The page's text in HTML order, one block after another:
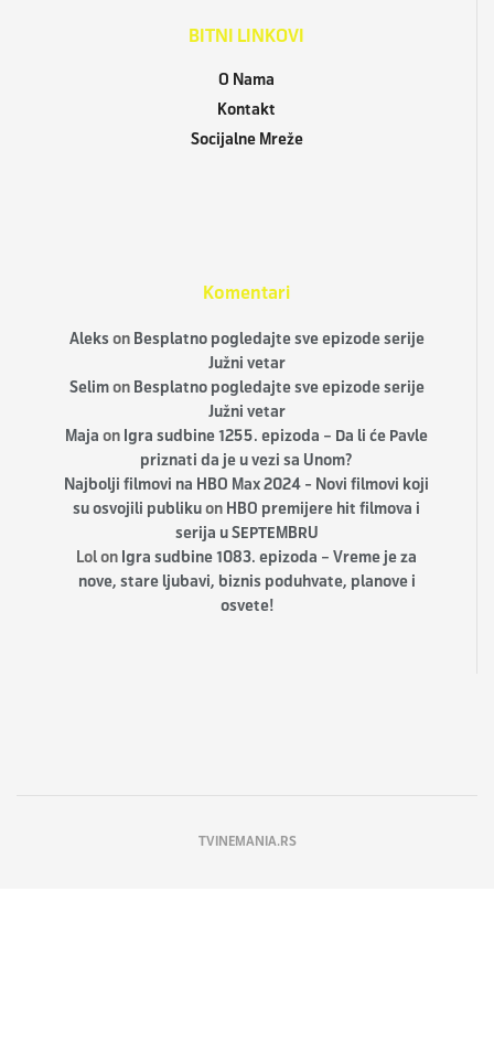
BITNI LINKOVI
O Nama
Kontakt
Socijalne Mreže
Komentari
Alekson Besplatno pogledajte sve epizode serije
Južni vetar
Selimon Besplatno pogledajte sve epizode serije
Južni vetar
Maja on Igra sudbine 1255. epizoda – Da li će Pavle
priznati da je u vezi sa Unom?
Najbolji filmovi na HBO Max 2024 - Novi filmovi koji
su osvojili publikuon HBO premijere hit filmova i
serija u SEPTEMBRU
Lolon Igra sudbine 1083. epizoda – Vreme je za
nove, stare ljubavi, biznis poduhvate, planove i
osvete!
TVINEMANIA.RS